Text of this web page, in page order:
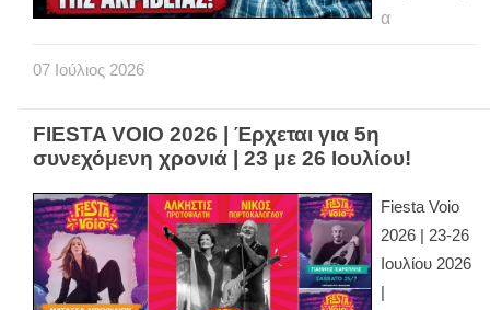
α
07 Ιούλιος 2026
FIESTA VOIO 2026 | Έρχεται για 5η
συνεχόμενη χρονιά | 23 με 26 Ιουλίου!
Fiesta Voio
2026 | 23-26
Ιουλίου 2026